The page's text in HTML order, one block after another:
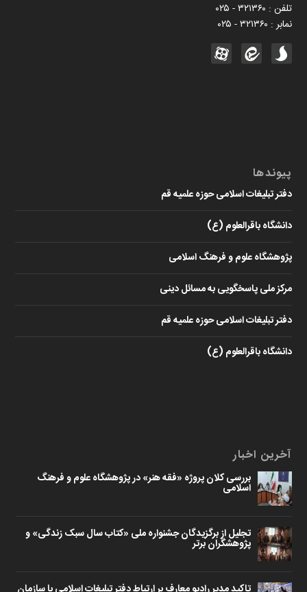
تلفن : ۳۲۱۳۶۰ - ۰۲۵
نمابر : ۳۲۱۳۶۰ - ۰۲۵
پیوندها
دفتر تبلیغات اسلامی حوزه علمیه قم
دانشگاه باقرالعلوم (ع)
پژوهشگاه علوم و فرهنگ اسلامی
مرکز ملی پاسخگویی به مسائل دینی
دفتر تبلیغات اسلامی حوزه علمیه قم
دانشگاه باقرالعلوم (ع)
آخرین اخبار
بررسی کلان پروژه «فقه هنر» در پژوهشگاه علوم و فرهنگ
اسلامی
تجلیل از برگزیدگان جشنواره ملی «کتاب سال سبک زندگی» و
پژوهشگران برتر